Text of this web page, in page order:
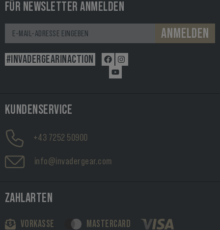
FÜR NEWSLETTER ANMELDEN
ANMELDEN
#INVADERGEARINACTION
KUNDENSERVICE
+43 7252 50900
info@invadergear.com
ZAHLARTEN
VORKASSE MASTERCARD